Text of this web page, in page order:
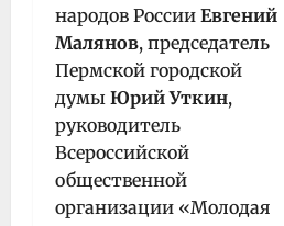
народов России Евгений
Малянов, председатель
Пермской городской
думы Юрий Уткин,
руководитель
Всероссийской
общественной
организации «Молодая